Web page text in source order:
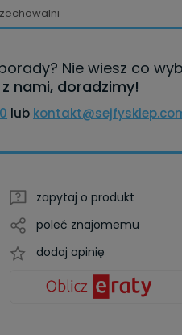
Nie wiesz co
nami, doradzimy!
lub
zapytaj o produkt
poleć znajomemu
dodaj opinię